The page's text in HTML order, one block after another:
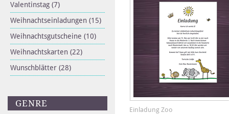
Valentinstag (7)
Weihnachtseinladungen (15)
Weihnachtsgutscheine (10)
Weihnachtskarten (22)
Wunschblätter (28)
GENRE
Einladung Zoo